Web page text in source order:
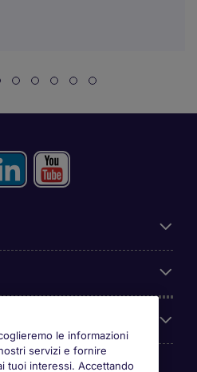
le informazioni
servizi e fornire
tuoi interessi. Accettando